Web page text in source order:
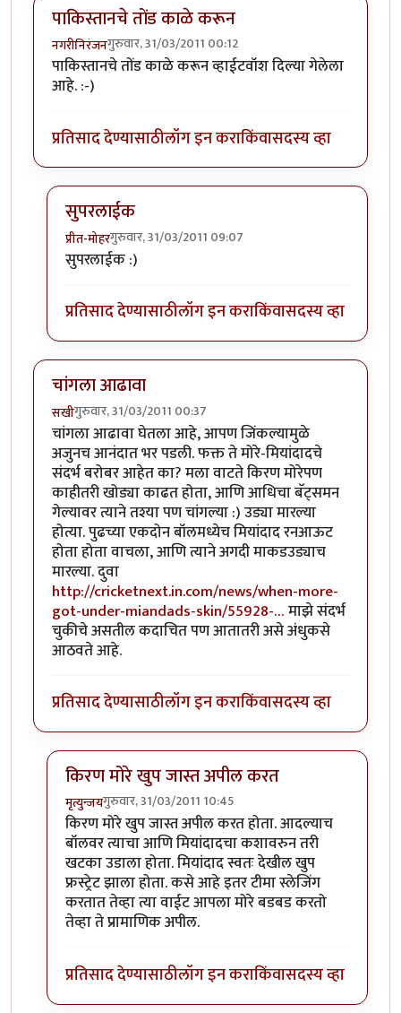
पाकिस्तानचे तोंड काळे करून
नगरीनिरंजनगुरुवार, 31/03/2011 00:12
पाकिस्तानचे तोंड काळे करून व्हाईटवॉश दिल्या गेलेला
आहे. :-)
प्रतिसाद देण्यासाठीलॉग इन कराकिंवासदस्य व्हा
सुपरलाईक
प्रीत-मोहरगुरुवार, 31/03/2011 09:07
In reply toपाकिस्तानचे तोंड काळे करून
सुपरलाईक :)
प्रतिसाद देण्यासाठीलॉग इन कराकिंवासदस्य व्हा
चांगला आढावा
सखीगुरुवार, 31/03/2011 00:37
चांगला आढावा घेतला आहे, आपण जिंकल्यामुळे
अजुनच आनंदात भर पडली. फक्त ते मोरे-मियांदादचे
संदर्भ बरोबर आहेत का? मला वाटते किरण मोरेपण
काहीतरी खोड्या काढत होता, आणि आधिचा बॅट्समन
गेल्यावर त्याने तश्या पण चांगल्या :) उड्या मारल्या
होत्या. पुढच्या एकदोन बॉलमध्येच मियांदाद रनआऊट
होता होता वाचला, आणि त्याने अगदी माकडउड्याच
मारल्या. दुवा
http://cricketnext.in.com/news/when-more-
got-under-miandads-skin/55928-…माझे संदर्भ
चुकीचे असतील कदाचित पण आतातरी असे अंधुकसे
आठवते आहे.
प्रतिसाद देण्यासाठीलॉग इन कराकिंवासदस्य व्हा
किरण मोरे खुप जास्त अपील करत
मृत्युन्जयगुरुवार, 31/03/2011 10:45
In reply toचांगला आढावाbyसखी
किरण मोरे खुप जास्त अपील करत होता. आदल्याच
बॉलवर त्याचा आणि मियांदादचा कशावरुन तरी
खटका उडाला होता. मियांदाद स्वतः देखील खुप
फ्रस्ट्रेट झाला होता. कसे आहे इतर टीमा स्लेजिंग
करतात तेव्हा त्या वाईट आपला मोरे बडबड करतो
तेव्हा ते प्रामाणिक अपील.
प्रतिसाद देण्यासाठीलॉग इन कराकिंवासदस्य व्हा